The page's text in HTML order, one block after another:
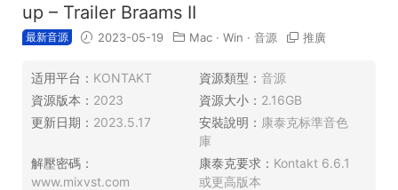
up – Trailer Braams II
最新音源 2023-05-19 Mac · Win · 音源 推廣
适用平台： KONTAKT 資源類型： 音源
資源版本： 2023 資源大小： 2.16GB
更新日期： 2023.5.17 安裝說明： 康泰克标準音色
庫
解壓密碼：
www.mixvst.com
康泰克要求： Kontakt 6.6.1
或更高版本